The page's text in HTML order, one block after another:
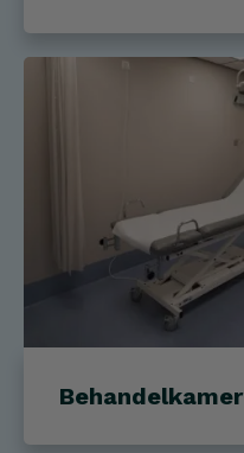
Behandelkamer